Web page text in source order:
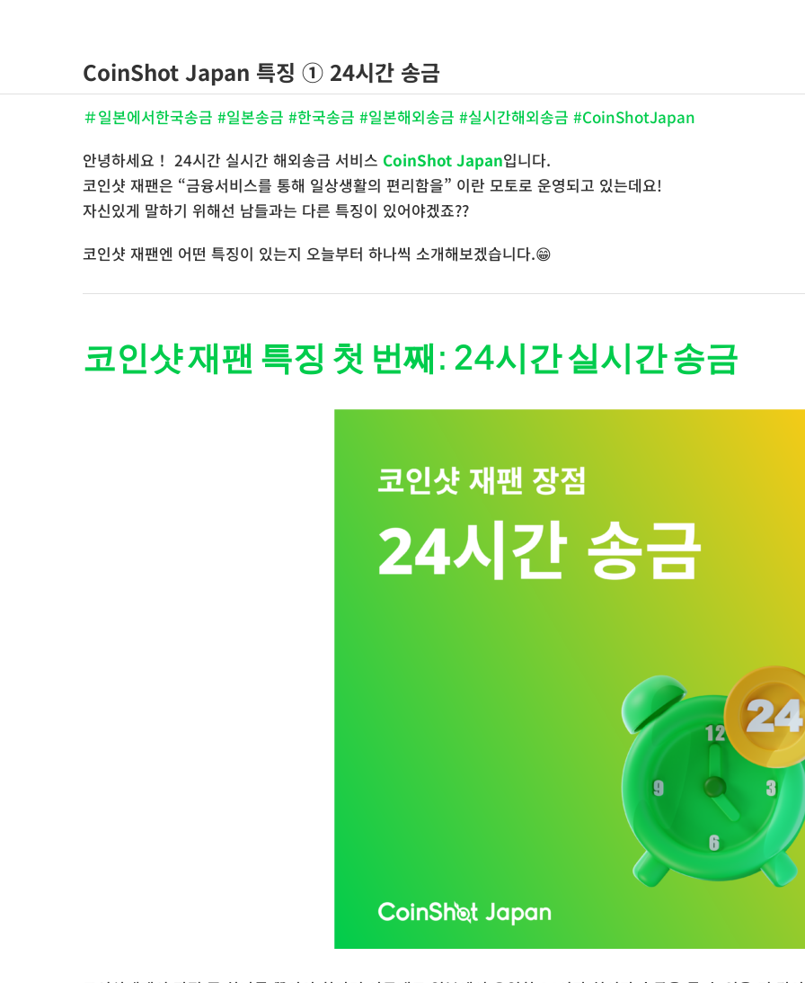
CoinShot Japan 특징 ① 24시간 송금
＃일본에서한국송금 #일본송금 #한국송금 #일본해외송금 #실시간해외송금 #CoinShotJapan
안녕하세요！ 24시간 실시간 해외송금 서비스 CoinShot Japan입니다.
코인샷 재팬은 “금융서비스를 통해 일상생활의 편리함을” 이란 모토로 운영되고 있는데요!
자신있게 말하기 위해선 남들과는 다른 특징이 있어야겠죠??
코인샷 재팬엔 어떤 특징이 있는지 오늘부터 하나씩 소개해보겠습니다.😁
코인샷 재팬 특징 첫 번째: 24시간 실시간 송금